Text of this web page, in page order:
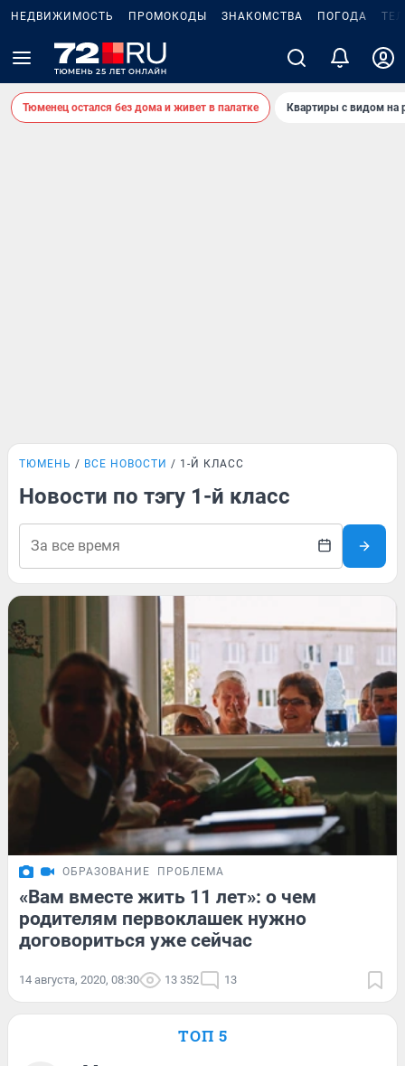
НЕДВИЖИМОСТЬ ПРОМОКОДЫ ЗНАКОМСТВА ПОГОДА
Тюменец остался без дома и живет в палатке Квартиры с видом на
ТЮМЕНЬ ВСЕ НОВОСТИ 1-Й КЛАСС
Новости по тэгу 1-й класс
ОБРАЗОВАНИЕ ПРОБЛЕМА
«Вам вместе жить 11 лет»: о чем
родителям первоклашек нужно
договориться уже сейчас
14 августа, 2020, 08:30 13 352 13
ТОП 5